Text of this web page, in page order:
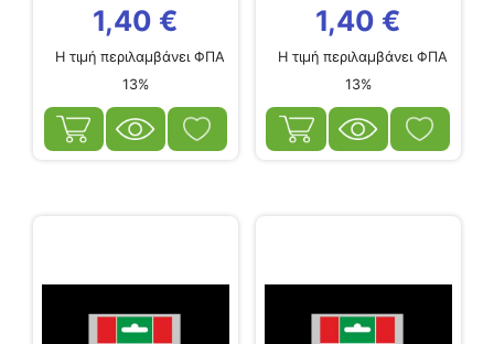
1,40 €
Η τιμή περιλαμβάνει ΦΠΑ
13%
1,40 €
Η τιμή περιλαμβάνει ΦΠΑ
13%